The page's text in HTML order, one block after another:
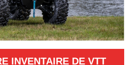
INVENTAIRE DE VTT